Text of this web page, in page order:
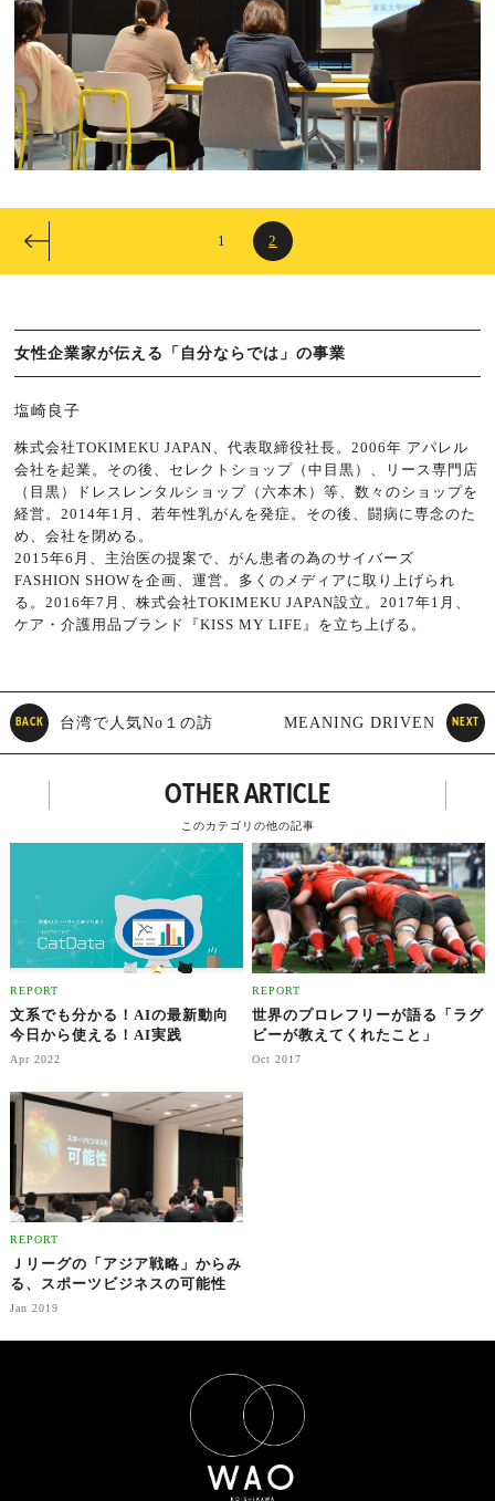
1 2
女性企業家が伝える「自分ならでは」の事業
塩崎良子
株式会社TOKIMEKU JAPAN、代表取締役社長。2006年 アパレル
会社を起業。その後、セレクトショップ（中目黒）、リース専門店
（目黒）ドレスレンタルショップ（六本木）等、数々のショップを
経営。2014年1月、若年性乳がんを発症。その後、闘病に専念のた
め、会社を閉める。
2015年6月、主治医の提案で、がん患者の為のサイバーズ
FASHION SHOWを企画、運営。多くのメディアに取り上げられ
る。2016年7月、株式会社TOKIMEKU JAPAN設立。2017年1月、
ケア・介護用品ブランド『KISS MY LIFE』を立ち上げる。
BACK 台湾で人気No１の訪
が語る ～台湾のいま～
NEXT
MEANING DRIVEN
OTHER ARTICLE
このカテゴリの他の記事
REPORT
文系でも分かる！AIの最新動向
今日から使える！AI実践
Apr 2022
REPORT
世界のプロレフリーが語る「ラグ
ビーが教えてくれたこと」
Oct 2017
REPORT
Ｊリーグの「アジア戦略」からみ
る、スポーツビジネスの可能性
Jan 2019